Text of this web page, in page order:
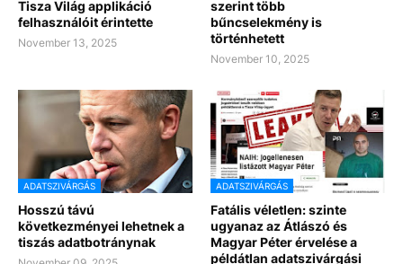
Tisza Világ applikáció
felhasználóit érintette
November 13, 2025
szerint több
bűncselekmény is
történhetett
November 10, 2025
ADATSZIVÁRGÁS
Hosszú távú
következményei lehetnek a
tiszás adatbotránynak
ADATSZIVÁRGÁS
Fatális véletlen: szinte
ugyanaz az Átlászó és
Magyar Péter érvelése a
példátlan adatszivárgási